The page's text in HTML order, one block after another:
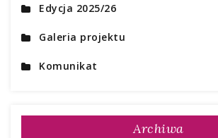
Edycja 2025/26
Galeria projektu
Komunikat
Archiwa